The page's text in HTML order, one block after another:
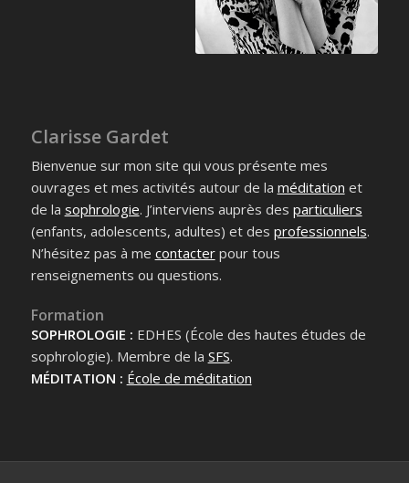
Clarisse Gardet
Bienvenue sur mon site qui vous présente mes
ouvrages et mes activités autour de la méditation et
de la sophrologie. J’interviens auprès des particuliers
(enfants, adolescents, adultes) et des professionnels.
N’hésitez pas à me contacterpour tous
renseignements ou questions.
Formation
SOPHROLOGIE : EDHES (École des hautes études de
sophrologie). Membre de la SFS.
MÉDITATION : École de méditation